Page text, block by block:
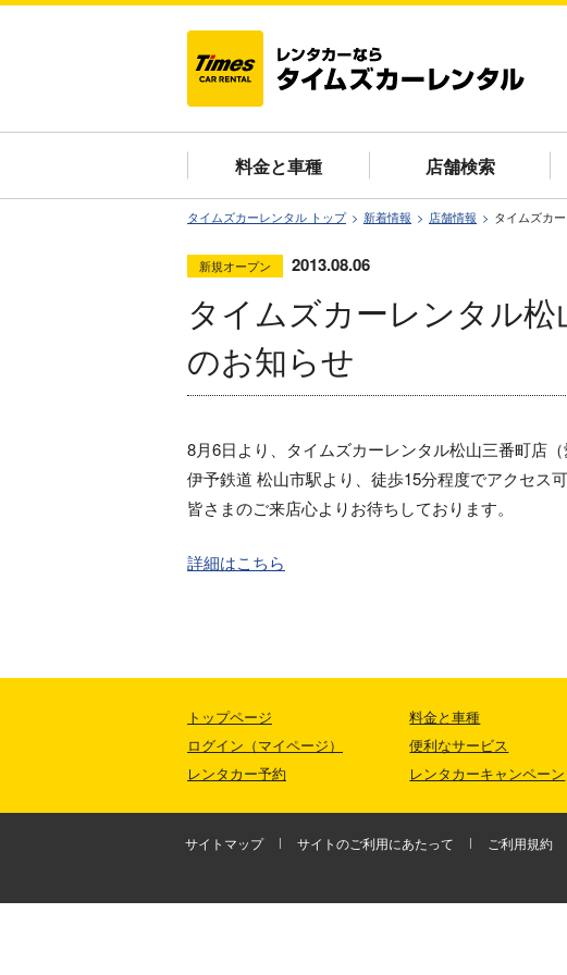
料金と車種 店舗検索
タイムズカーレンタル トップ 新着情報 店舗情報 タイムズカ
新規オープン 2013.08.06
タイムズカーレンタル
のお知らせ
8月6日より、タイムズカーレンタル松山三番町店（
伊予鉄道 松山市駅より、徒歩15分程度でアクセス可
皆さまのご来店心よりお待ちしております。
詳細はこちら
トップページ
ログイン（マイページ）
レンタカー予約
料金と車種
便利なサービス
レンタカーキャンペーン
サイトマップ サイトのご利用にあたって ご利用規約